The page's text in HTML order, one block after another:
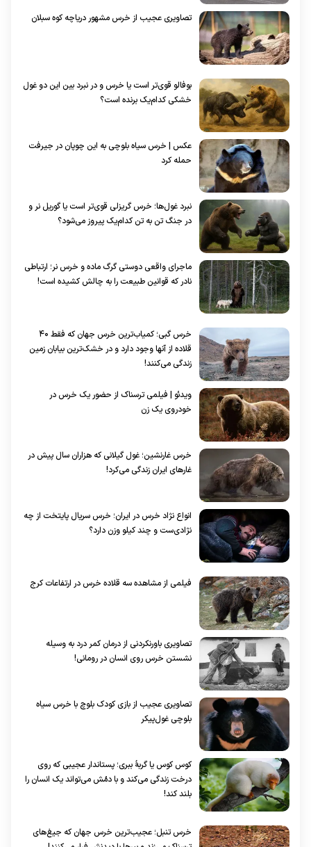
تصاویری عجیب از خرس مشهور دریاچه کوه سبلان
بوفالو قوی‌تر است یا خرس و در نبرد بین این دو غول
خشکی کدام‌یک برنده است؟
عکس | خرس سیاه بلوچی به این چوپان در جیرفت
حمله کرد
نبرد غول‌ها؛ خرس گریزلی قوی‌تر است یا گوریل نر و
در جنگ تن به تن کدام‌یک پیروز می‌شود؟
ماجرای واقعی دوستی گرگ ماده و خرس نر؛ ارتباطی
نادر که قوانین طبیعت را به چالش کشیده است!
خرس گبی؛ کمیاب‌ترین خرس جهان که فقط ۴۰
قلاده از آنها وجود دارد و در خشک‌ترین بیابان زمین
زندگی می‌کنند!
ویدئو | فیلمی ترسناک از حضور یک خرس در
خودروی یک زن
خرس غارنشین؛ غول گیلانی که هزاران سال پیش در
غارهای ایران زندگی می‌کرد!
انواع نژاد خرس در ایران؛ خرس سریال پایتخت از چه
نژادی‌ست و چند کیلو وزن دارد؟
فیلمی از مشاهده سه قلاده خرس در ارتفاعات کرج
تصاویری باورنکردنی از درمان کمر درد به وسیله
نشستن خرس روی انسان در رومانی!
تصاویری عجیب از بازی کودک بلوچ با خرس سیاه
بلوچی غول‌پیکر
کوس کوس یا گربۀ ببری؛ پستاندار عجیبی که روی
درخت‌ زندگی می‌کند و با دمُش می‌تواند یک انسان را
بلند کند!
خرس تنبل؛ عجیب‌ترین خرس جهان که جیغ‌های